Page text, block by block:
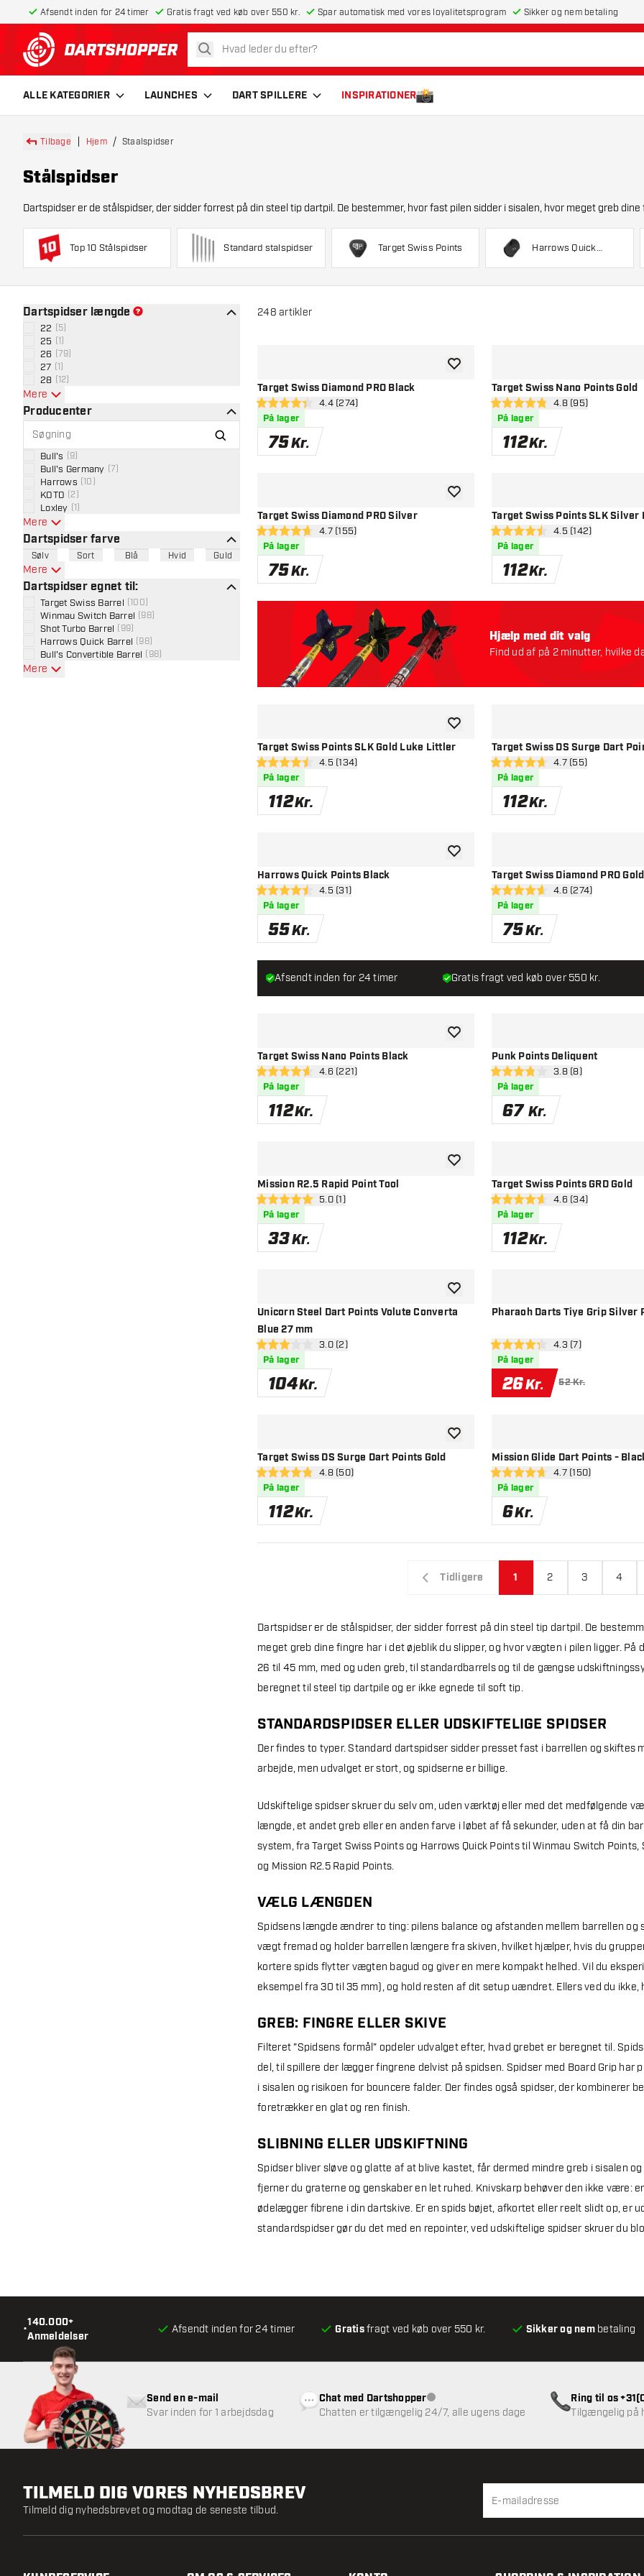
Afsendt inden for 24 timer Gratis fragt ved køb over 550 kr. Spar automatisk med vores loyalitetsprogram Sikker og nem betaling
tilbage til forsiden
søg
ALLE KATEGORIER LAUNCHES DART SPILLERE INSPIRATIONER
Tilbage Hjem Staalspidser
Stålspidser
Dartspidser er de stålspidser, der sidder forrest på din steel tip dartpil. De bestemmer, hvor fast pilen sidder i sisalen, hvor meget greb
Top 10 Stålspidser Standard stalspidser Target Swiss Points
Harrows Quick
Dartspidser længde
22 5
25 1
26 79
27 1
28 12
Mere
Producenter
Bull's 9
Bull's Germany 7
Harrows 10
KOTO 2
Loxley 1
Mere
Dartspidser farve
Sølv Sort Blå Hvid Guld
Mere
Dartspidser egnet til:
Target Swiss Barrel 100
Winmau Switch Barrel 98)
Shot Turbo Barrel 99
Harrows Quick Barrel 98)
Bull's Convertible Barrel 98
Mere
248 artikler
Target Swiss Diamond PRO Black
åbn anmeldelsespanel
4.4 bedømmelsesstjerner
4.4 (274)
På lager
75Kr.
tilføje til ønskeliste
Target Swiss Nano Points Gold
åbn
4.8 bedømmelsesstjerner
4.8 (95)
På lager
112Kr.
Target Swiss Diamond PRO Silver
åbn anmeldelsespanel
4.7 bedømmelsesstjerner
4.7 (155)
På lager
75Kr.
tilføje til ønskeliste
Target Swiss Points SLK
åbn
4.5 bedømmelsesstjerner
4.5 (142)
På lager
112Kr.
Target Swiss Points SLK Gold Luke Littler
åbn anmeldelsespanel
4.5 bedømmelsesstjerner
4.5 (134)
På lager
112Kr.
tilføje til ønskeliste
Target Swiss DS Surge Dart
åbn
4.7 bedømmelsesstjerner
4.7 (55)
På lager
112Kr.
Harrows Quick Points Black
åbn anmeldelsespanel
4.5 bedømmelsesstjerner
4.5 (31)
På lager
55Kr.
tilføje til ønskeliste
Target Swiss Diamond PRO Gold
åbn
4.6 bedømmelsesstjerner
4.6 (274)
På lager
75Kr.
Target Swiss Nano Points Black
åbn anmeldelsespanel
4.6 bedømmelsesstjerner
4.6 (221)
På lager
112Kr.
tilføje til ønskeliste
Punk Points Deliquent
åbn
3.8 bedømmelsesstjerner
3.8 (8)
På lager
67 Kr.
Mission R2.5 Rapid Point Tool
åbn anmeldelsespanel
5 bedømmelsesstjerner
5.0 (1)
På lager
33Kr.
tilføje til ønskeliste
Target Swiss Points GRD Gold
åbn
4.6 bedømmelsesstjerner
4.6 (34)
På lager
112Kr.
Unicorn Steel Dart Points Volute Converta
Blue 27 mm
åbn anmeldelsespanel
3 bedømmelsesstjerner
3.0 (2)
På lager
104Kr.
tilføje til ønskeliste
Pharaoh Darts Tiye Grip Silver
åbn
4.3 bedømmelsesstjerner
4.3 (7)
På lager
26Kr. 52 Kr.
Target Swiss DS Surge Dart Points Gold
åbn anmeldelsespanel
4.8 bedømmelsesstjerner
4.8 (50)
På lager
112Kr.
tilføje til ønskeliste
Mission Glide Dart Points -
åbn
4.7 bedømmelsesstjerner
4.7 (150)
På lager
6Kr.
Hjælp med dit valg
Find ud af på 2 minutter, hvilke
Afsendt inden for 24 timer Gratis fragt ved køb over 550 kr.
Tidligere 1 2 3 4
Dartspidser er de stålspidser, der sidder forrest på din steel tip dartpil. De
meget greb dine fingre har i det øjeblik du slipper, og hvor vægten i pilen ligger.
26 til 45 mm, med og uden greb, til standardbarrels og til de gængse
beregnet til steel tip dartpile og er ikke egnede til soft tip.
STANDARDSPIDSER ELLER UDSKIFTELIGE SPIDSER
Der findes to typer. Standard dartspidser sidder presset fast i barrellen og skiftes
arbejde, men udvalget er stort, og spidserne er billige.
Udskiftelige spidser skruer du selv om, uden værktøj eller med det medfølgende
længde, et andet greb eller en anden farve i løbet af få sekunder, uden at få din
system, fra Target Swiss Points og Harrows Quick Points til Winmau Switch Points,
og Mission R2.5 Rapid Points.
VÆLG LÆNGDEN
Spidsens længde ændrer to ting: pilens balance og afstanden mellem barrellen og
vægt fremad og holder barrellen længere fra skiven, hvilket hjælper, hvis du
kortere spids flytter vægten bagud og giver en mere kompakt helhed. Vil du
eksempel fra 30 til 35 mm), og hold resten af dit setup uændret. Ellers ved du
GREB: FINGRE ELLER SKIVE
Filteret "Spidsens formål" opdeler udvalget efter, hvad grebet er beregnet til.
del, til spillere der lægger fingrene delvist på spidsen. Spidser med Board Grip har
i sisalen og risikoen for bouncere falder. Der findes også spidser, der kombinerer
foretrækker en glat og ren finish.
SLIBNING ELLER UDSKIFTNING
Spidser bliver sløve og glatte af at blive kastet, får dermed mindre greb i sisalen
fjerner du graterne og genskaber en let ruhed. Knivskarp behøver den ikke være:
ødelægger fibrene i din dartskive. Er en spids bøjet, afkortet eller reelt slidt op, er
standardspidser gør du det med en repointer, ved udskiftelige spidser skruer du
•
140.000+
Anmeldelser
Afsendt inden for 24 timer Gratisfragt ved køb over 550 kr. Sikker og nembetaling
Send en e-mail
Svar inden for 1 arbejdsdag
Chat med DartshopperKundeservice ikke tilgængelig
Chatten er tilgængelig 24/7, alle ugens dage
Ring til os
Tilgængelig på
TILMELD DIG VORES NYHEDSBREV
Tilmeld dig nyhedsbrevet og modtag de seneste tilbud.